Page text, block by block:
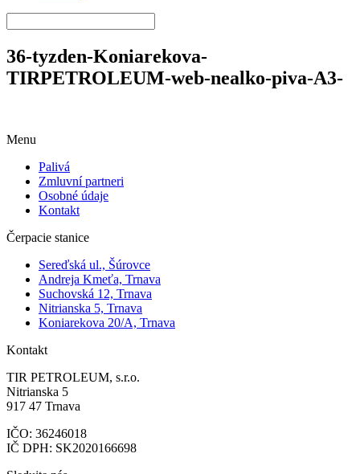
36-tyzden-Koniarekova-
TIRPETROLEUM-web-nealko-piva-A3-
Menu
Palivá
Zmluvní partneri
Osobné údaje
Kontakt
Čerpacie stanice
Sereďská ul., Šúrovce
Andreja Kmeťa, Trnava
Suchovská 12, Trnava
Nitrianska 5, Trnava
Koniarekova 20/A, Trnava
Kontakt
TIR PETROLEUM, s.r.o.
Nitrianska 5
917 47 Trnava
IČO: 36246018
IČ DPH: SK2020166698